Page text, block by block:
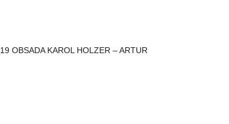
OBSADA KAROL HOLZER – ARTUR